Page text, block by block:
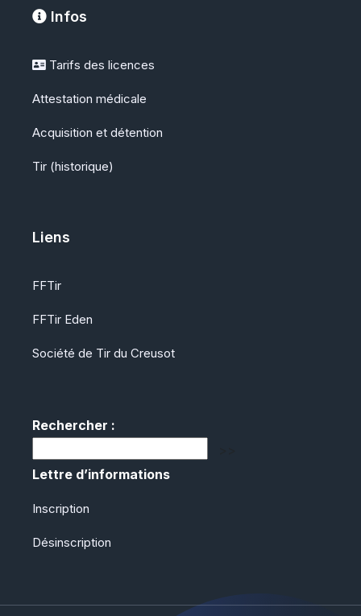
Infos
Tarifs des licences
Attestation médicale
Acquisition et détention
Tir (historique)
Liens
FFTir
FFTir Eden
Société de Tir du Creusot
Rechercher :
Lettre d’informations
Inscription
Désinscription